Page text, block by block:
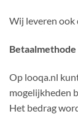
Wij leveren ook
Betaalmethode
Op looqa.nl
mogelijkheden
Het bedrag